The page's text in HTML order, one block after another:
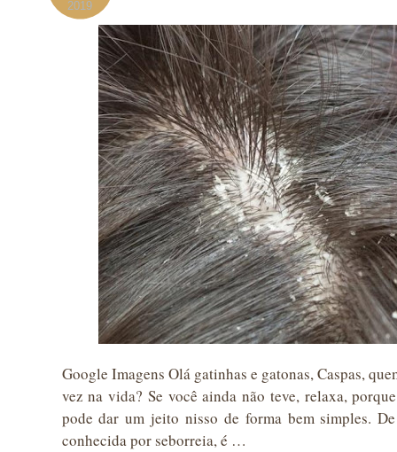
2019
Google Imagens Olá gatinhas e gatonas, Caspas,
vez na vida? Se você ainda não teve, relaxa,
pode dar um jeito nisso de forma bem simples.
conhecida por seborreia, é …